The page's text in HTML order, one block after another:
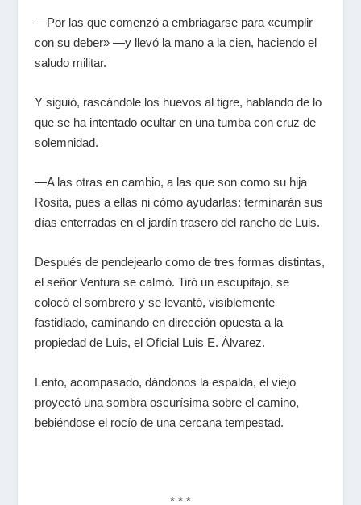
—Por las que comenzó a embriagarse para «cumplir
con su deber» —y llevó la mano a la cien, haciendo el
saludo militar.
Y siguió, rascándole los huevos al tigre, hablando de lo
que se ha intentado ocultar en una tumba con cruz de
solemnidad.
—A las otras en cambio, a las que son como su hija
Rosita, pues a ellas ni cómo ayudarlas: terminarán sus
días enterradas en el jardín trasero del rancho de Luis.
Después de pendejearlo como de tres formas distintas,
el señor Ventura se calmó. Tiró un escupitajo, se
colocó el sombrero y se levantó, visiblemente
fastidiado, caminando en dirección opuesta a la
propiedad de Luis, el Oficial Luis E. Álvarez.
Lento, acompasado, dándonos la espalda, el viejo
proyectó una sombra oscurísima sobre el camino,
bebiéndose el rocío de una cercana tempestad.
* * *